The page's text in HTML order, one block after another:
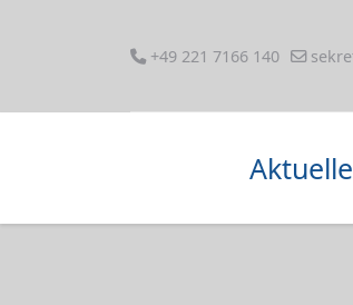
+49 221 7166 140